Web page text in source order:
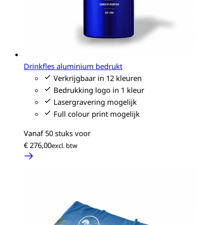
Drinkfles aluminium bedrukt
Verkrijgbaar in 12 kleuren
Bedrukking logo in 1 kleur
Lasergravering mogelijk
Full colour print mogelijk
Vanaf 50 stuks voor
€ 276,00